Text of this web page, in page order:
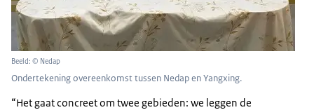
Beeld: © Nedap
Ondertekening overeenkomst tussen Nedap en Yangxing.
“Het gaat concreet om twee gebieden: we leggen de